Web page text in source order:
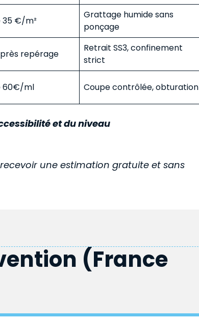
€/m²
Grattage humide sans
ponçage
repérage
Retrait SS3, confinement
strict
60€/ml Coupe contrôlée, obturation
et du niveau
une estimation gratuite et sans
(France